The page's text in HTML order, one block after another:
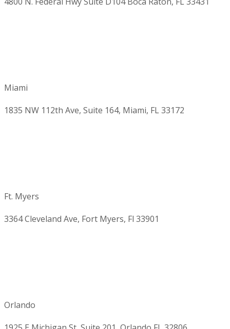
Miami
1835 NW 112th Ave, Suite 164, Miami, FL 33172
Ft. Myers
3364 Cleveland Ave, Fort Myers, Fl 33901
Orlando